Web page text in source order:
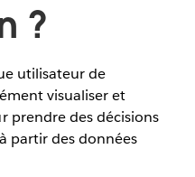
?
utilisateur de
visualiser et
prendre des décisions
partir des données